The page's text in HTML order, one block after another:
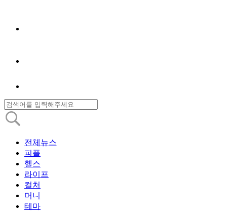
전체뉴스
피플
헬스
라이프
컬처
머니
테마